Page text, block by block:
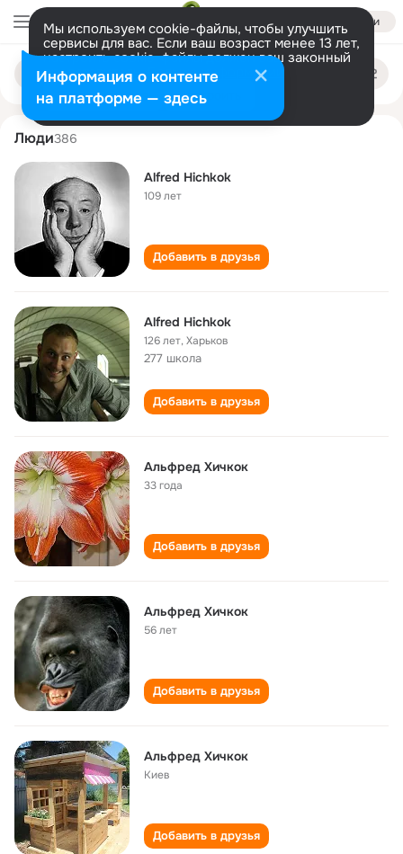
Войти
Мы используем cookie-файлы, чтобы улучшить
сервисы для вас. Если ваш возраст менее 13 лет,
настроить cookie-файлы должен ваш законный
представитель. Больше информации
Разрешить все Настроить
Поиск
людям
alfred khichkok
Люди386
Alfred Hichkok
109 лет
Добавить в друзья
Alfred Hichkok
126 лет,Харьков
277 школа
Добавить в друзья
Альфред Хичкок
33 года
Добавить в друзья
Альфред Хичкок
56 лет
Добавить в друзья
Альфред Хичкок
Киев
Добавить в друзья
Информация о контенте
на платформе — здесь